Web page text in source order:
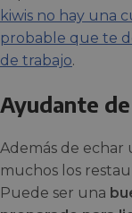
kiwis no hay una
probable que te
de trabajo.
Ayudante
Además de echar
muchos los
Puede ser una